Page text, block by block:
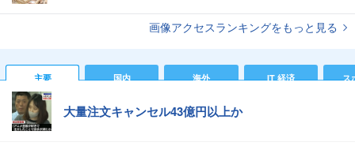
画像アクセスランキングをもっと見る
主要 国内 海外 IT 経済 ス
大量注文キャンセル43億円以上か